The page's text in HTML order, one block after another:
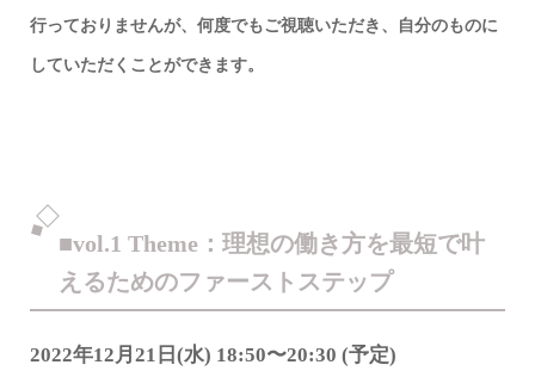
行っておりませんが、何度でもご視聴いただき、自分のものに
していただくことができます。
■vol.1 Theme：理想の働き方を最短で叶
えるためのファーストステップ
2022年12月21日(水) 18:50〜20:30 (予定)